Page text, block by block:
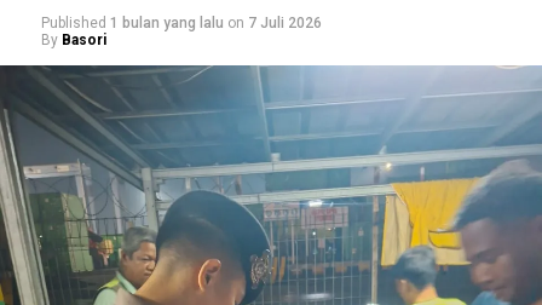
Published 1 bulan yang lalu on 7 Juli 2026
By Basori